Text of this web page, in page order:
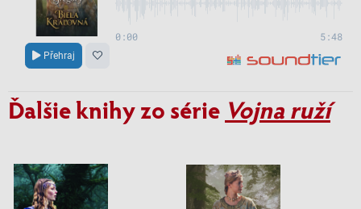
Ďalšie knihy zo série Vojna ruží